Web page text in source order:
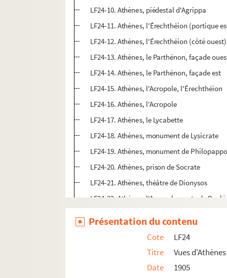
LF24-10. Athènes, piédestal d'Agrippa
LF24-11. Athènes, l'Érechthéion (portique
LF24-12. Athènes, l'Érechthéion (côté ouest)
LF24-13. Athènes, le Parthénon, façade
LF24-14. Athènes, le Parthénon, façade est
LF24-15. Athènes, l'Acropole, l'Érechthéion
LF24-16. Athènes, l'Acropole
LF24-17. Athènes, le Lycabette
LF24-18. Athènes, monument de Lysicrate
LF24-19. Athènes, monument de
LF24-20. Athènes, prison de Socrate
LF24-21. Athènes, théâtre de Dionysos
LF24-22. Athènes, l'Acropole, porte de Beulé
Présentation du contenu
Cote
LF24
Titre
Vues
Date
1905